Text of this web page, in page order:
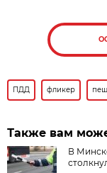
ПДД фликер
Также вам
В